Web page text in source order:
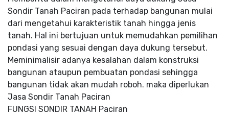
Sondir Tanah Paciran pada terhadap bangunan mulai
dari mengetahui karakteristik tanah hingga jenis
tanah. Hal ini bertujuan untuk memudahkan pemilihan
pondasi yang sesuai dengan daya dukung tersebut.
Meminimalisir adanya kesalahan dalam konstruksi
bangunan ataupun pembuatan pondasi sehingga
bangunan tidak akan mudah roboh. maka diperlukan
Jasa Sondir Tanah Paciran
FUNGSI SONDIR TANAH Paciran